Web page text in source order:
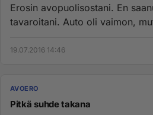
Erosin avopuolisostani. En
tavaroitani. Auto oli vaimon,
19.07.2016 14:46
AVOERO
Pitkä suhde takana